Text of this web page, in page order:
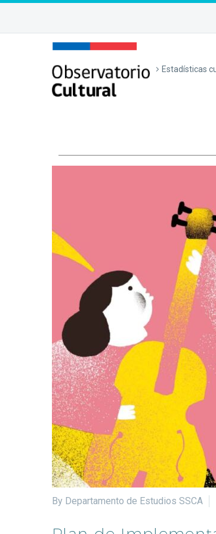
Estadísticas
By Departamento de Estudios SSCA